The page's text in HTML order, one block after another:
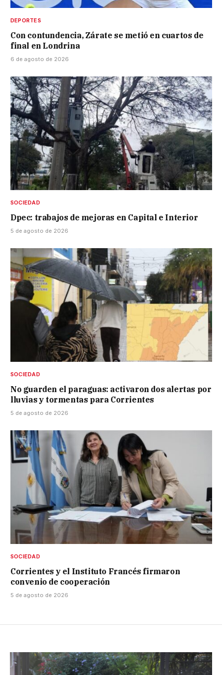
DEPORTES
Con contundencia, Zárate se metió en cuartos de
final en Londrina
6 de agosto de 2026
SOCIEDAD
Dpec: trabajos de mejoras en Capital e Interior
5 de agosto de 2026
SOCIEDAD
No guarden el paraguas: activaron dos alertas por
lluvias y tormentas para Corrientes
5 de agosto de 2026
SOCIEDAD
Corrientes y el Instituto Francés firmaron
convenio de cooperación
5 de agosto de 2026